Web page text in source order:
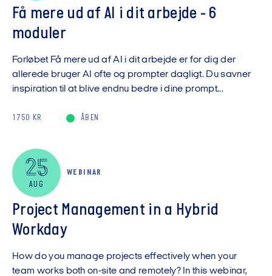
Få mere ud af AI i dit arbejde - 6
moduler
Forløbet Få mere ud af AI i dit arbejde er for dig der
allerede bruger AI ofte og prompter dagligt. Du savner
inspiration til at blive endnu bedre i dine prompt...
1750 KR ÅBEN
25
AUG
WEBINAR
Project Management in a Hybrid
Workday
How do you manage projects effectively when your
team works both on-site and remotely? In this webinar,